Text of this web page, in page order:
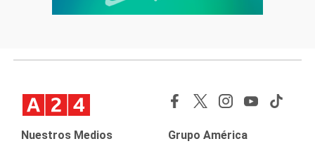
Nuestros Medios Grupo América